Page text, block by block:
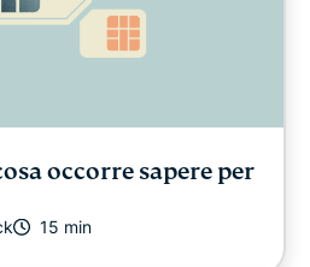
occorre sapere per
15 min